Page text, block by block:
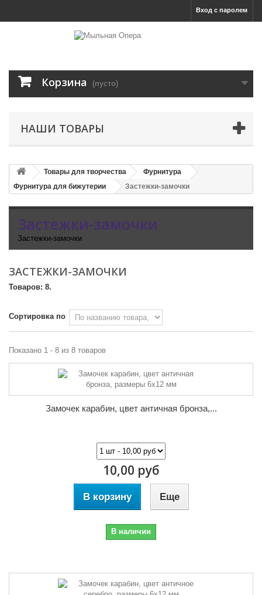
Вход с паролем
Корзина (пусто)
НАШИ ТОВАРЫ
Товары для творчества
Фурнитура
Фурнитура для бижутерии
Застежки-замочки
Застежки-замочки
Застежки-замочки
ЗАСТЕЖКИ-ЗАМОЧКИ
Товаров: 8.
Сортировка по
Показано 1 - 8 из 8 товаров
Замочек карабин, цвет античная бронза,...
10,00 руб
В корзину Еще
В наличии